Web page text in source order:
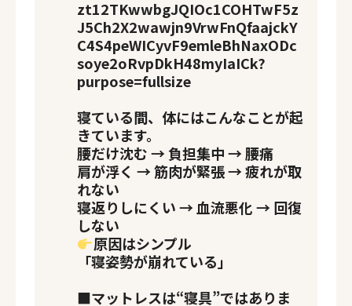
寝ている間、体にはこんなことが起
きています。
腰だけ沈む → 負担集中 → 腰痛
肩が浮く → 筋肉が緊張 → 疲れが取
れない
寝返りしにくい → 血流悪化 → 回復
しない
原因はシンプル
「寝姿勢が崩れている」
■マットレスは“寝具”ではありま